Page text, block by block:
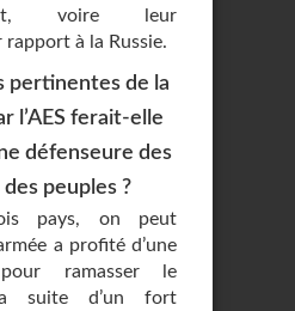
voire leur
à la Russie.
pertinentes de la
l’AES ferait-elle
défenseure des
peuples ?
pays, on peut
a profité d’une
ramasser le
suite d’un fort